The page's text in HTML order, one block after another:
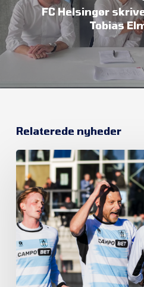
FC Helsingør
Tobias
Relaterede nyheder
Et
nyt
kapitel
begynder
FC
Helsingør